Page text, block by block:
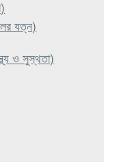
যত্ন)
ও সুস্থতা)